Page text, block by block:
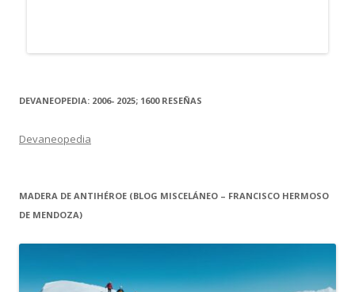
DEVANEOPEDIA: 2006- 2025; 1600 RESEÑAS
Devaneopedia
MADERA DE ANTIHÉROE (BLOG MISCELÁNEO – FRANCISCO HERMOSO
DE MENDOZA)